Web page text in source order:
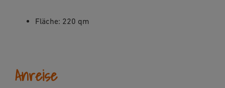
Fläche: 220 qm
Anreise